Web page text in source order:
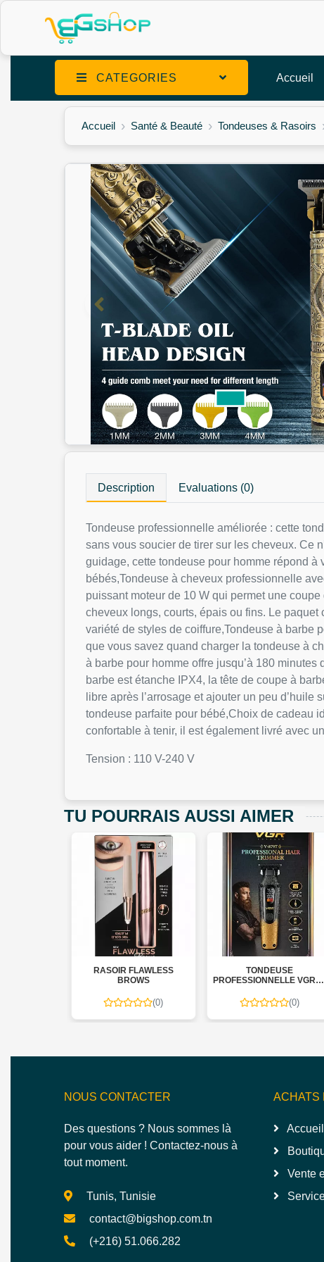
CATEGORIES Accueil
Accueil Santé & Beauté Tondeuses & Rasoirs
Description Evaluations (0)
Tondeuse professionnelle améliorée : cette
sans vous soucier de tirer sur les cheveux. Ce
guidage, cette tondeuse pour homme répond
bébés,Tondeuse à cheveux professionnelle
puissant moteur de 10 W qui permet une
cheveux longs, courts, épais ou fins. Le
variété de styles de coiffure,Tondeuse à barbe
que vous savez quand charger la tondeuse à
à barbe pour homme offre jusqu’à 180
barbe est étanche IPX4, la tête de coupe à
libre après l’arrosage et ajouter un peu
tondeuse parfaite pour bébé,Choix de cadeau
confortable à tenir, il est également livré avec
Tension : 110 V-240 V
TU POURRAIS AUSSI AIMER
RASOIR FLAWLESS
BROWS
(0)
TONDEUSE
PROFESSIONNELLE VGR V-
HAIR TRIMMER
(0)
NOUS CONTACTER
Des questions ? Nous sommes là
pour vous aider ! Contactez-nous à
tout moment.
Tunis, Tunisie
contact@bigshop.com.tn
(+216) 51.066.282
ACHATS
Accueil
Vente